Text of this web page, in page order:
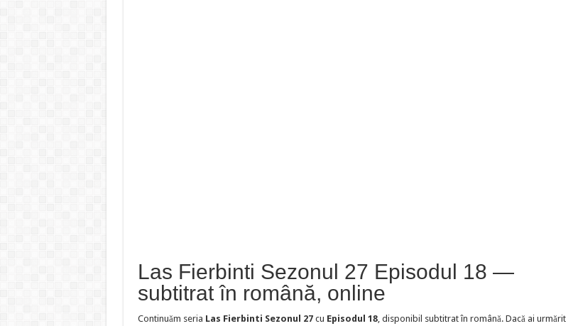
Las Fierbinti Sezonul 27 Episodul 18 —
subtitrat în română, online
Continuăm seria Las Fierbinti Sezonul 27cu Episodul 18, disponibil subtitrat în română. Dacă ai urmărit